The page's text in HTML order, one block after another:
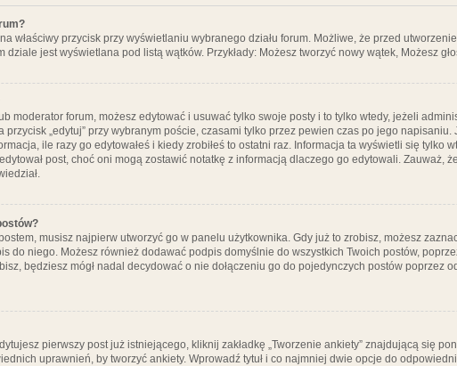
właściwy przycisk przy wyświetlaniu wybranego działu forum. Możliwe, że przed
dziale jest wyświetlana pod listą wątków. Przykłady: Możesz tworzyć nowy wątek, Możesz
moderator forum, możesz edytować i usuwać tylko swoje posty i to tylko wtedy, jeżeli
przycisk „edytuj” przy wybranym poście, czasami tylko przez pewien czas po jego
ile razy go edytowałeś i kiedy zrobiłeś to ostatni raz. Informacja ta wyświetli się tylko
post, choć oni mogą zostawić notatkę z informacją dlaczego go edytowali. Zauważ,
musisz najpierw utworzyć go w panelu użytkownika. Gdy już to zrobisz, możesz
do niego. Możesz również dodawać podpis domyślnie do wszystkich Twoich postów,
będziesz mógł nadal decydować o nie dołączeniu go do pojedynczych postów poprzez
pierwszy post już istniejącego, kliknij zakładkę „Tworzenie ankiety” znajdującą się
uprawnień, by tworzyć ankiety. Wprowadź tytuł i co najmniej dwie opcje do